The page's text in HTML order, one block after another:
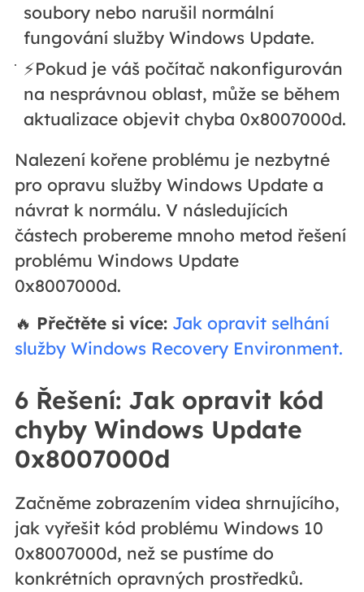
soubory nebo narušil normální
fungování služby Windows Update.
⚡Pokud je váš počítač nakonfigurován
na nesprávnou oblast, může se během
aktualizace objevit chyba 0x8007000d.
Nalezení kořene problému je nezbytné
pro opravu služby Windows Update a
návrat k normálu. V následujících
částech probereme mnoho metod řešení
problému Windows Update
0x8007000d.
🔥 Přečtěte si více: Jak opravit selhání
služby Windows Recovery Environment.
6 Řešení: Jak opravit kód
chyby Windows Update
0x8007000d
Začněme zobrazením videa shrnujícího,
jak vyřešit kód problému Windows 10
0x8007000d, než se pustíme do
konkrétních opravných prostředků.